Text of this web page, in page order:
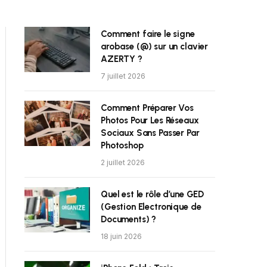
Comment faire le signe
arobase (@) sur un clavier
AZERTY ?
7 juillet 2026
Comment Préparer Vos
Photos Pour Les Réseaux
Sociaux Sans Passer Par
Photoshop
2 juillet 2026
Quel est le rôle d’une GED
(Gestion Electronique de
Documents) ?
18 juin 2026